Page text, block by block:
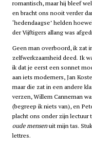
romantisch, maar hij bleef
en bracht ons nooit verder
‘hedendaagse’ helden
der Vijftigers allang was
Geen man overboord, ik zat
zelfwerkzaamheid deed. Ik
ik dat je eerst een sonnet
aan iets moderners, Jan
maar die zat in een andere
verzen, Willem Canneman
(begreep ik niets van), en
placht ons onder zijn lectuur
oude mensenuit mijn tas.
lettres.